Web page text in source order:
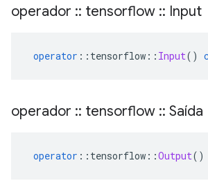
operador :: tensorflow :: Input
operator :: tensorflow :: Input()
operador :: tensorflow :: Saída
operator :: tensorflow ::Output()